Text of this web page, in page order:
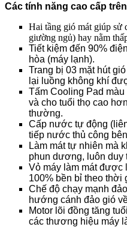
Các tính năng cao cấp
Hai tầng gió mát giúp sử
giường ngủ) hay nằm
Tiết kiệm đến 90%
hòa (máy lạnh).
Trang bị 03 mặt hút
lại luồng không khí
Tấm Cooling Pad
và cho tuổi thọ cao
thường.
Cấp nước tự động
tiếp nước thủ công
Làm mát tự nhiên mà
phun dương, luôn duy
Vỏ máy làm mát được
100% bền bỉ theo thời
Chế độ chạy mạnh
hướng cánh đảo gió
Motor lõi đồng tăng
các thương hiệu máy